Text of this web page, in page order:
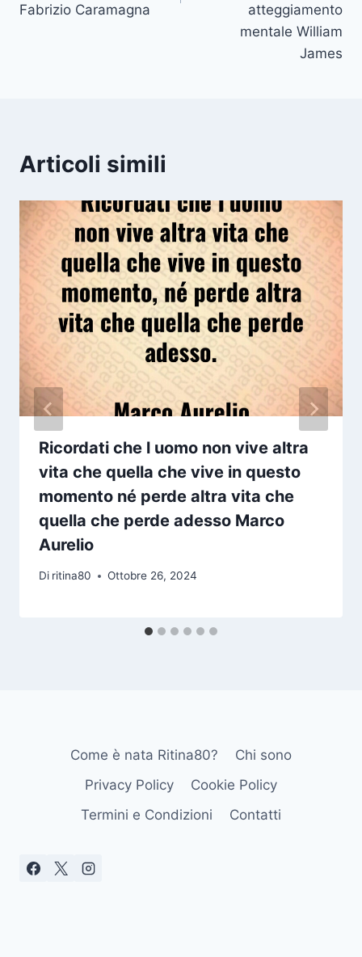
Fabrizio Caramagna
atteggiamento
mentale William
James
Articoli simili
Ricordati che l uomo non vive altra
vita che quella che vive in questo
momento né perde altra vita che
quella che perde adesso Marco
Aurelio
Di ritina80 Ottobre 26, 2024
Come è nata Ritina80?
Chi sono
Privacy Policy
Cookie Policy
Termini e Condizioni
Contatti